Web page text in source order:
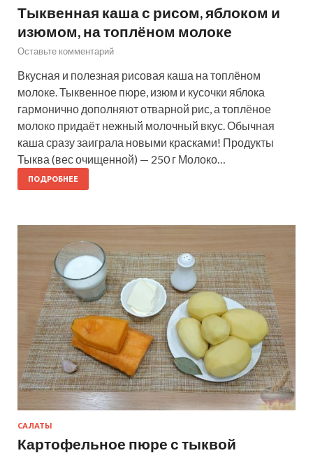
Тыквенная каша с рисом, яблоком и
изюмом, на топлёном молоке
Оставьте комментарий
Вкусная и полезная рисовая каша на топлёном
молоке. Тыквенное пюре, изюм и кусочки яблока
гармонично дополняют отварной рис, а топлёное
молоко придаёт нежный молочный вкус. Обычная
каша сразу заиграла новыми красками! Продукты
Тыква (вес очищенной) — 250 г Молоко…
ПОДРОБНЕЕ
САЛАТЫ
Картофельное пюре с тыквой